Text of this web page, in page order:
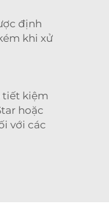
định
khi xử
tiết kiệm
hoặc
với các